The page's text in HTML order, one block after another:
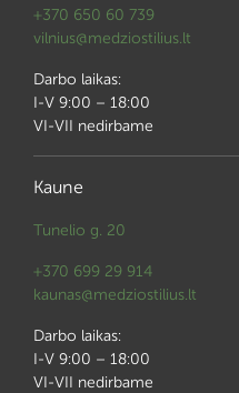
+370 650 60 739
vilnius@medziostilius.lt
Darbo laikas:
I-V 9:00 – 18:00
VI-VII nedirbame
Kaune
Tunelio g. 20
+370 699 29 914
kaunas@medziostilius.lt
Darbo laikas:
I-V 9:00 – 18:00
VI-VII nedirbame